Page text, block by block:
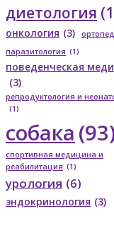
диетология
онкология (3)
паразитология (1)
поведенческая
(3)
репродуктология и
(1)
собака
спортивная медицина и
реабилитация (1)
урология (6)
эндокринология (3)